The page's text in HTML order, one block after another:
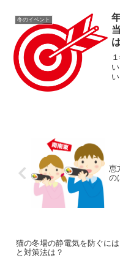
冬のイベント
恵
の
猫の冬場の静電気を防ぐに
と対策法は？